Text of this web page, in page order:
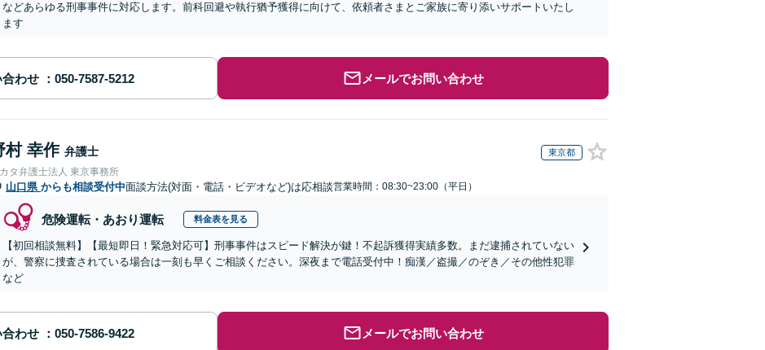
などあらゆる刑事事件に対応します。前科回避や執行猶予獲得に向けて、依頼者さまとご家族に寄り添いサポートいたし
ます
わせ メールでお問い合わせ
村 幸作 弁護士 東京都
タ弁護士法人 東京事務所
山口県 からも相談受付中面談方法(対面・電話・ビデオなど)は応相談営業時間：08:30~23:00（平日）
危険運転・あおり運転 料金表を見る
【初回相談無料】【最短即日！緊急対応可】刑事事件はスピード解決が鍵！不起訴獲得実績多数。まだ逮捕されていない
が、警察に捜査されている場合は一刻も早くご相談ください。深夜まで電話受付中！痴漢／盗撮／のぞき／その他性犯罪
など
わせ メールでお問い合わせ